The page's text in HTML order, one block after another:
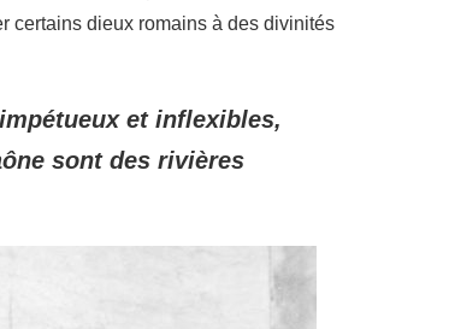
certains dieux romains à des divinités
et inflexibles,
sont des rivières